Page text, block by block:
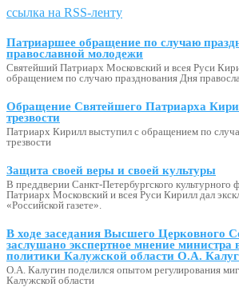
ссылка на RSS-ленту
Патриаршее обращение по случаю
православной молодежи
Святейший Патриарх Московский и всея Руси
обращением по случаю празднования Дня
Обращение Святейшего Патриарха
трезвости
Патриарх Кирилл выступил с обращением по
трезвости
Защита своей веры и своей культуры
В преддверии Санкт-Петербургского
Патриарх Московский и всея Руси Кирилл дал
«Российской газете».
В ходе заседания Высшего Церковного
заслушано экспертное мнение министра
политики Калужской области О.А.
О.А. Калугин поделился опытом регулирования
Калужской области